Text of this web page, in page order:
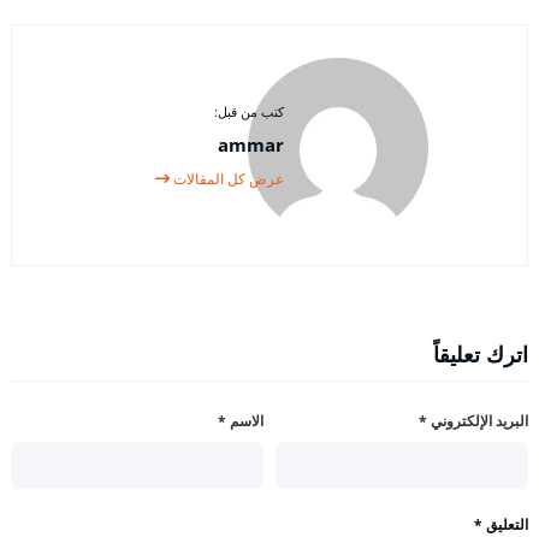
كتب من قبل:
ammar
عرض كل المقالات
اترك تعليقاً
الاسم * البريد الإلكتروني *
التعليق *